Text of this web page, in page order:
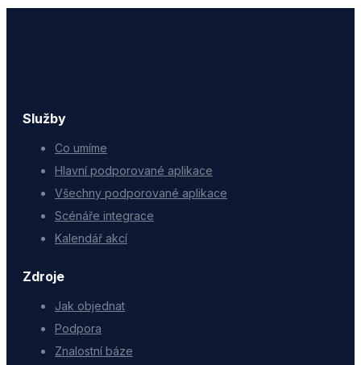
Služby
Co umíme
Hlavní podporované aplikace
Všechny podporované aplikace
Scénáře integrace
Kalendář akcí
Zdroje
Jak objednat
Podpora
Znalostní báze